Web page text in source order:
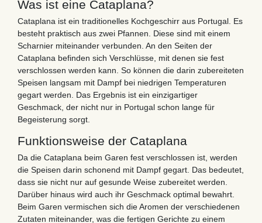
Was ist eine Cataplana?
Cataplana ist ein traditionelles Kochgeschirr aus Portugal. Es
besteht praktisch aus zwei Pfannen. Diese sind mit einem
Scharnier miteinander verbunden. An den Seiten der
Cataplana befinden sich Verschlüsse, mit denen sie fest
verschlossen werden kann. So können die darin zubereiteten
Speisen langsam mit Dampf bei niedrigen Temperaturen
gegart werden. Das Ergebnis ist ein einzigartiger
Geschmack, der nicht nur in Portugal schon lange für
Begeisterung sorgt.
Funktionsweise der Cataplana
Da die Cataplana beim Garen fest verschlossen ist, werden
die Speisen darin schonend mit Dampf gegart. Das bedeutet,
dass sie nicht nur auf gesunde Weise zubereitet werden.
Darüber hinaus wird auch ihr Geschmack optimal bewahrt.
Beim Garen vermischen sich die Aromen der verschiedenen
Zutaten miteinander, was die fertigen Gerichte zu einem